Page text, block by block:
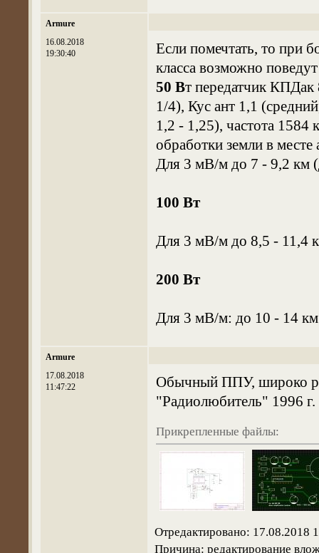
Armure
16.08.2018
19:30:40
Если помечтать, то при
класса возможно поведут
50 Вт передатчик КПДак
1/4), Кус ант 1,1
1,2 - 1,25), частота
обработки земли в месте
Для 3 мВ/м до 7 - 9,2 км
100 Вт
Для 3 мВ/м до 8,5 - 11,4
200 Вт
Для 3 мВ/м: до 10 - 14
Armure
17.08.2018
11:47:22
Обычный ППУ, широко
"Радиолюбитель" 1996
Прикрепленные файлы:
Отредактировано: 17.08.2018
Причина: редактирование